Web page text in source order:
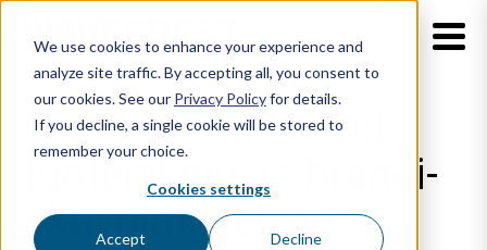
We use cookies to enhance your experience and
analyze site traffic. By accepting all, you consent to
our cookies. See our Privacy Policyfor details.
If you decline, a single cookie will be stored to
remember your choice.
Cookies settings
Accept Decline
Fisherman’s Friend
tuotejakelu- ja brändi­
aktivointi­kiertue